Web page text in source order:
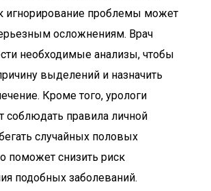
игнорирование проблемы может
осложнениям. Врач
необходимые анализы, чтобы
выделений и назначить
Кроме того, урологи
соблюдать правила личной
случайных половых
поможет снизить риск
подобных заболеваний.